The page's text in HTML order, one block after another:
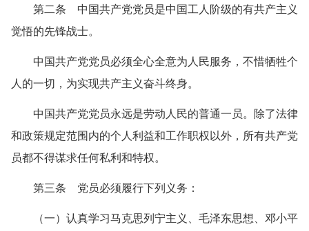
第二条 中国共产党党员是中国工人阶级的有共产主义
觉悟的先锋战士。
中国共产党党员必须全心全意为人民服务，不惜牺牲个
人的一切，为实现共产主义奋斗终身。
中国共产党党员永远是劳动人民的普通一员。除了法律
和政策规定范围内的个人利益和工作职权以外，所有共产党
员都不得谋求任何私利和特权。
第三条 党员必须履行下列义务：
（一）认真学习马克思列宁主义、毛泽东思想、邓小平